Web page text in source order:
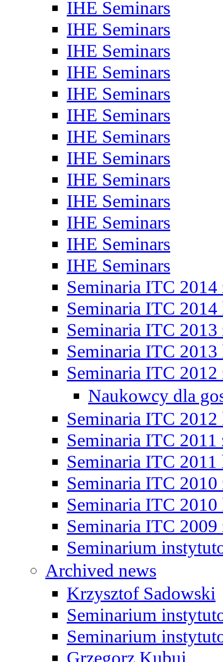
IHE Seminars
IHE Seminars
IHE Seminars
IHE Seminars
IHE Seminars
IHE Seminars
IHE Seminars
IHE Seminars
IHE Seminars
IHE Seminars
IHE Seminars
IHE Seminars
IHE Seminars
Seminaria ITC 2014
Seminaria ITC 2014
Seminaria ITC 2013
Seminaria ITC 2013
Seminaria ITC 2012
Naukowcy dla
Seminaria ITC 2012
Seminaria ITC 2011
Seminaria ITC 2011
Seminaria ITC 2010
Seminaria ITC 2010
Seminaria ITC 2009
Seminarium
Archived news
Krzysztof Sadowski
Seminarium
Seminarium
Grzegorz Kubuj